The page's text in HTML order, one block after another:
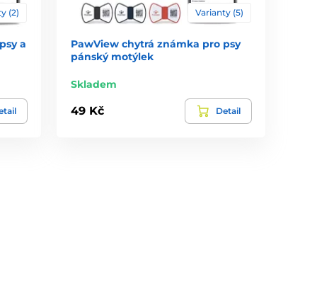
(2)
a
Varianty (5)
PawView chytrá známka pro psy
pánský motýlek
Skladem
49 Kč Detail